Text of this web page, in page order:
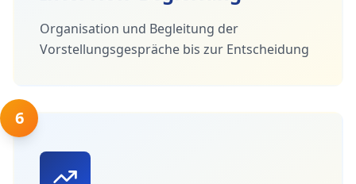
Organisation und Begleitung der
Vorstellungsgespräche bis zur Entscheidung
6